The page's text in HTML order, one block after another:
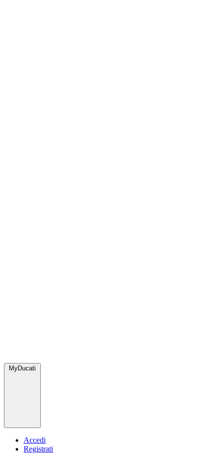
MyDucati
Accedi
Registrati